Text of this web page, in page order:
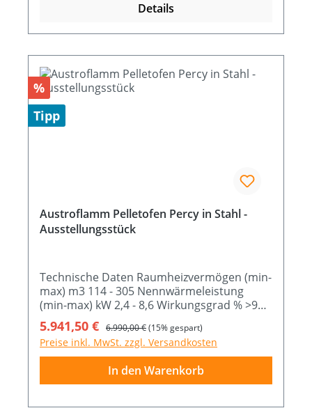
Details
Rabatt
%
Tipp
Austroflamm Pelletofen Percy in Stahl -
Ausstellungsstück
Technische Daten Raumheizvermögen (min-
max) m3 114 - 305 Nennwärmeleistung
(min-max) kW 2,4 - 8,6 Wirkungsgrad % >90
Brennstoffverbrauch (min-max) Kg/h 0,6 -
2,1 Abmessung B x T x H cm 52,6 x 51,7 x 112
Das Ausstellungsstück kann gerne vor Ort
begutachtet werden.
Verkaufspreis:
5.941,50 € Regulärer Preis:
6.990,00 €(15% gespart)
Preise inkl. MwSt. zzgl. Versandkosten
In den Warenkorb